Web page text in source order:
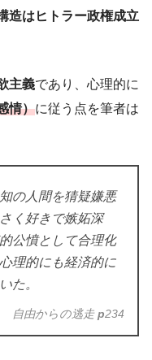
造はヒトラー政権成立
主義であり、心理的に
情）に従う点を筆者は
の人間を猜疑嫌悪
く好きで嫉妬深
公憤として合理化
理的にも経済的に
た。
自由からの逃走p234